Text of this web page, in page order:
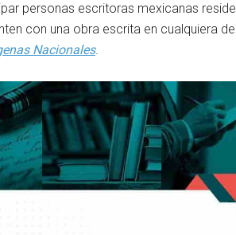
personas escritoras mexicanas
con una obra escrita en cualquiera
Nacionales.